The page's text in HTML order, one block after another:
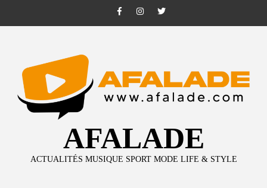
FacebookInstagramTwitter
AFALADE
ACTUALITÉS MUSIQUE SPORT MODE LIFE & STYLE